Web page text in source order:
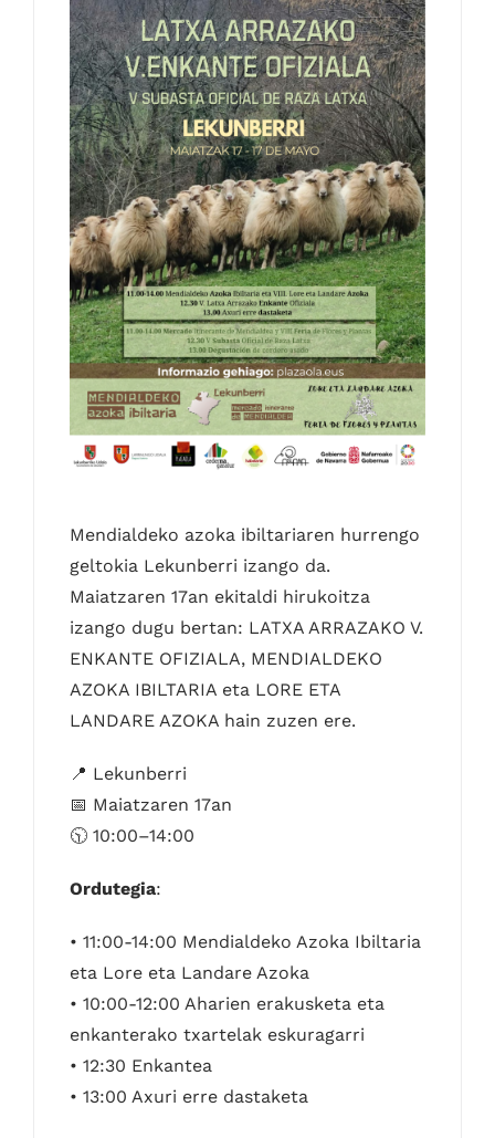
Euskara
Mendialdeko azoka ibiltariaren hurrengo
geltokia Lekunberri izango da.
Maiatzaren 17an ekitaldi hirukoitza
izango dugu bertan: LATXA ARRAZAKO V.
ENKANTE OFIZIALA, MENDIALDEKO
AZOKA IBILTARIA eta LORE ETA
LANDARE AZOKA hain zuzen ere.
📍 Lekunberri
📅 Maiatzaren 17an
🕥 10:00–14:00
Ordutegia:
• 11:00-14:00 Mendialdeko Azoka Ibiltaria
eta Lore eta Landare Azoka
• 10:00-12:00 Aharien erakusketa eta
enkanterako txartelak eskuragarri
• 12:30 Enkantea
• 13:00 Axuri erre dastaketa